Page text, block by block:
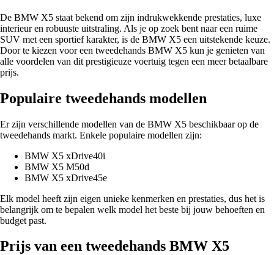
De BMW X5 staat bekend om zijn indrukwekkende prestaties, luxe
interieur en robuuste uitstraling. Als je op zoek bent naar een ruime
SUV met een sportief karakter, is de BMW X5 een uitstekende keuze.
Door te kiezen voor een tweedehands BMW X5 kun je genieten van
alle voordelen van dit prestigieuze voertuig tegen een meer betaalbare
prijs.
Populaire tweedehands modellen
Er zijn verschillende modellen van de BMW X5 beschikbaar op de
tweedehands markt. Enkele populaire modellen zijn:
BMW X5 xDrive40i
BMW X5 M50d
BMW X5 xDrive45e
Elk model heeft zijn eigen unieke kenmerken en prestaties, dus het is
belangrijk om te bepalen welk model het beste bij jouw behoeften en
budget past.
Prijs van een tweedehands BMW X5